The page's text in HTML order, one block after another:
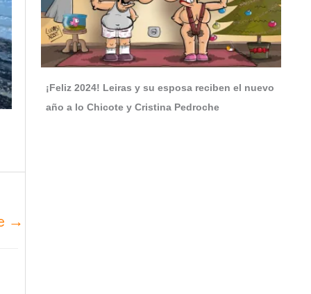
→
¡Feliz 2024! Leiras y su esposa reciben el nuevo
año a lo Chicote y Cristina Pedroche